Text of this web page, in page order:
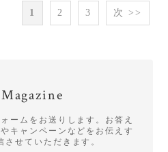
1 2 3 次 >>
ームをお送りします。お答え
キャンペーンなどをお伝えす
させていただきます。